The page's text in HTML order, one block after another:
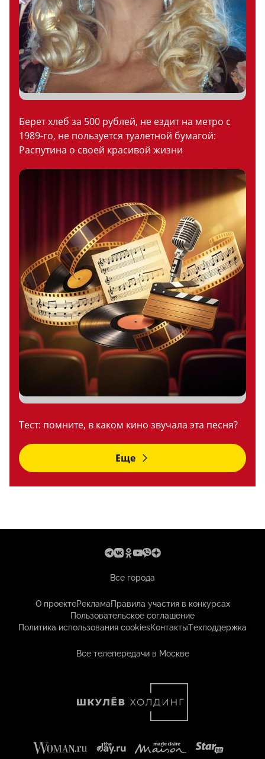
Берет хлеб за 500 рублей, не ездит на метро с
1989-го, не пользуется туалетной бумагой:
Распутина о своей красивой жизни
Тест: помните, в каком кино звучала эта песня?
Еще
Все города
О проектеРекламаПравила участия в конкурсах
Пользовательское соглашение
Политика использования cookiesКонтактыТехподдержка
Все телепередачи в Москве